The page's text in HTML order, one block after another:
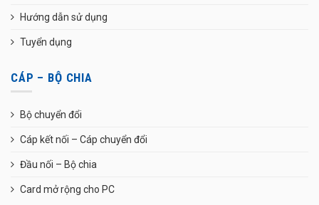
Hướng dẫn sử dụng
Tuyển dụng
CÁP – BỘ CHIA
Bộ chuyển đổi
Cáp kết nối – Cáp chuyển đổi
Đầu nối – Bộ chia
Card mở rộng cho PC